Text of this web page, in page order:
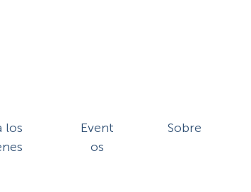
los
Event
os
Sobre